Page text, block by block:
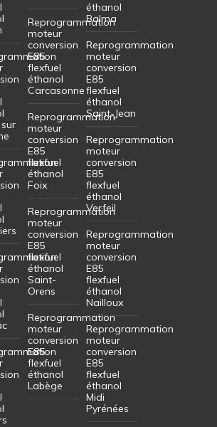
Reprogrammation
moteur
conversion
E85
flexfuel
éthanol
Carcasonne
Reprogrammation
moteur
conversion
E85
flexfuel
éthanol
Foix
Reprogrammation
moteur
conversion
E85
flexfuel
éthanol
Saint-
Orens
Reprogrammation
moteur
conversion
E85
flexfuel
éthanol
Labège
éthanol
Balma
Reprogrammation
moteur
conversion
E85
flexfuel
éthanol
Saint-Jean
Reprogrammation
moteur
conversion
E85
flexfuel
éthanol
Verfeil
Reprogrammation
moteur
conversion
E85
flexfuel
éthanol
Nailloux
Reprogrammation
moteur
conversion
E85
flexfuel
éthanol
Midi
Pyrénées